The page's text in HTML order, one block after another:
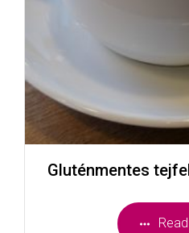
Gluténmentes